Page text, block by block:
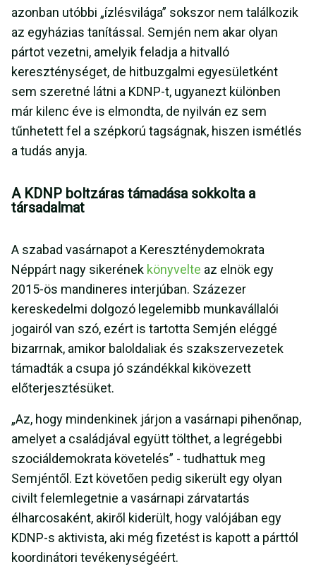
azonban utóbbi „ízlésvilága” sokszor nem találkozik
az egyházias tanítással. Semjén nem akar olyan
pártot vezetni, amelyik feladja a hitvalló
kereszténységet, de hitbuzgalmi egyesületként
sem szeretné látni a KDNP-t, ugyanezt különben
már kilenc éve is elmondta, de nyilván ez sem
tűnhetett fel a szépkorú tagságnak, hiszen ismétlés
a tudás anyja.
A KDNP boltzáras támadása sokkolta a
társadalmat
A szabad vasárnapot a Kereszténydemokrata
Néppárt nagy sikerének könyvelte az elnök egy
2015-ös mandineres interjúban. Százezer
kereskedelmi dolgozó legelemibb munkavállalói
jogairól van szó, ezért is tartotta Semjén eléggé
bizarrnak, amikor baloldaliak és szakszervezetek
támadták a csupa jó szándékkal kikövezett
előterjesztésüket.
„Az, hogy mindenkinek járjon a vasárnapi pihenőnap,
amelyet a családjával együtt tölthet, a legrégebbi
szociáldemokrata követelés” - tudhattuk meg
Semjéntől. Ezt követően pedig sikerült egy olyan
civilt felemlegetnie a vasárnapi zárvatartás
élharcosaként, akiről kiderült, hogy valójában egy
KDNP-s aktivista, aki még fizetést is kapott a párttól
koordinátori tevékenységéért.